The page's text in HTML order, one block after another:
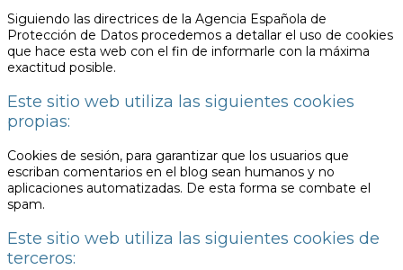
Siguiendo las directrices de la Agencia Española de
Protección de Datos procedemos a detallar el uso de cookies
que hace esta web con el fin de informarle con la máxima
exactitud posible.
Este sitio web utiliza las siguientes cookies
propias:
Cookies de sesión, para garantizar que los usuarios que
escriban comentarios en el blog sean humanos y no
aplicaciones automatizadas. De esta forma se combate el
spam.
Este sitio web utiliza las siguientes cookies de
terceros: